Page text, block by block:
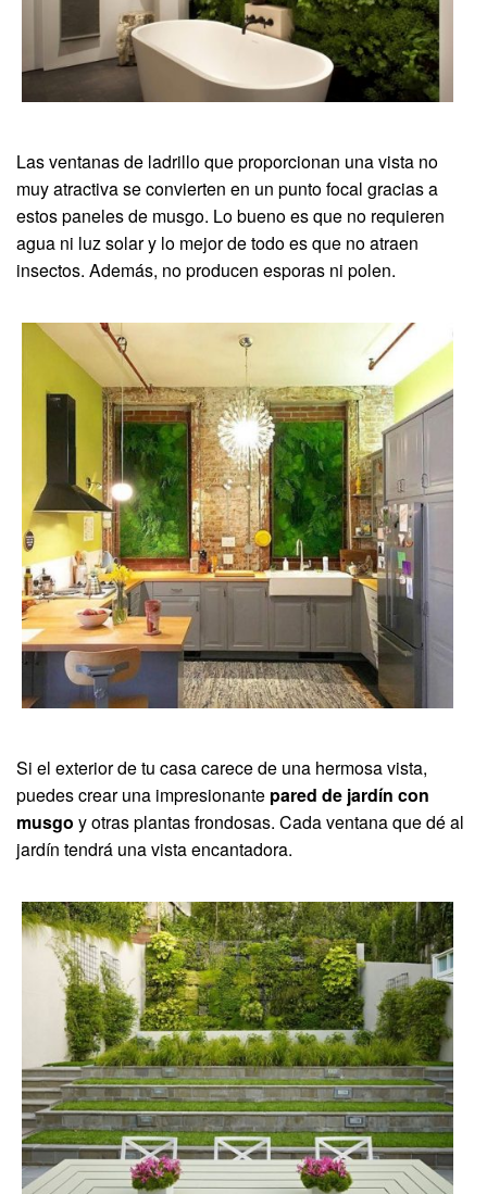
Las ventanas de ladrillo que proporcionan una vista no
muy atractiva se convierten en un punto focal gracias a
estos paneles de musgo. Lo bueno es que no requieren
agua ni luz solar y lo mejor de todo es que no atraen
insectos. Además, no producen esporas ni polen.
Si el exterior de tu casa carece de una hermosa vista,
puedes crear una impresionante pared de jardín con
musgo y otras plantas frondosas. Cada ventana que dé al
jardín tendrá una vista encantadora.